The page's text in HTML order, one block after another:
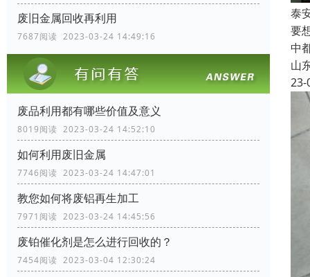
废旧金属回收再利用
7687阅读 2023-03-24 14:49:16
废品利用都有哪些价值及意义
8019阅读 2023-03-24 14:52:10
如何利用废旧金属
7746阅读 2023-03-24 14:47:01
教您如何将废铝再生加工
7971阅读 2023-03-24 14:45:56
废铂催化剂是怎么进行回收的？
7454阅读 2023-03-04 12:30:24
泰
要
中
山
23-